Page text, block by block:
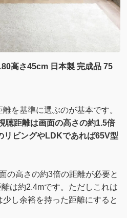
高さ45cm 日本製 完成品 75
を基準に選ぶのが基本です。
聴距離は画面の高さの約1.5倍
リビングやLDKであれば65V型
の高さの約3倍の距離が必要と
は約2.4mです。ただしこれは
し余裕を持った距離にすると